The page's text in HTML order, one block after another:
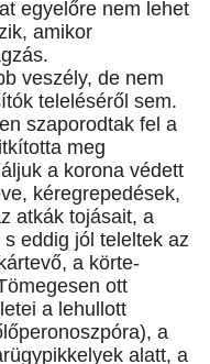
egyelőre nem lehet
amikor
veszély, de nem
teleléséről sem.
szaporodtak fel a
meg
a korona védett
kéregrepedések,
atkák tojásait, a
eddig jól teleltek az
a körte-
ott
a lehullott
a
alatt, a